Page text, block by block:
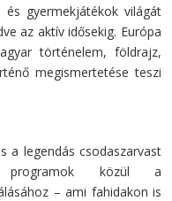
és gyermekjátékok világát
az aktív idősekig. Európa
történelem, földrajz,
megismertetése teszi
a legendás csodaszarvast
programok közül a
– ami fahidakon is